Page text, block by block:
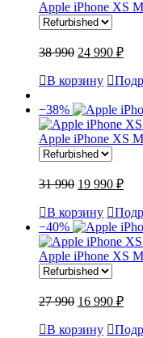
Apple iPhone XS
38 990 24 990 ₽
В корзину
−38%
Apple iPhone XS
31 990 19 990 ₽
В корзину
−40%
Apple iPhone XS
27 990 16 990 ₽
В корзину